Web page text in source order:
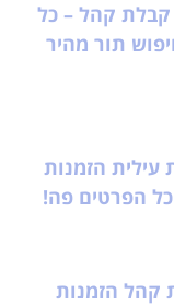
קבלת קהל – כל
תור מהיר
עילית הזמנות
כל הפרטים פה!
קהל הזמנות